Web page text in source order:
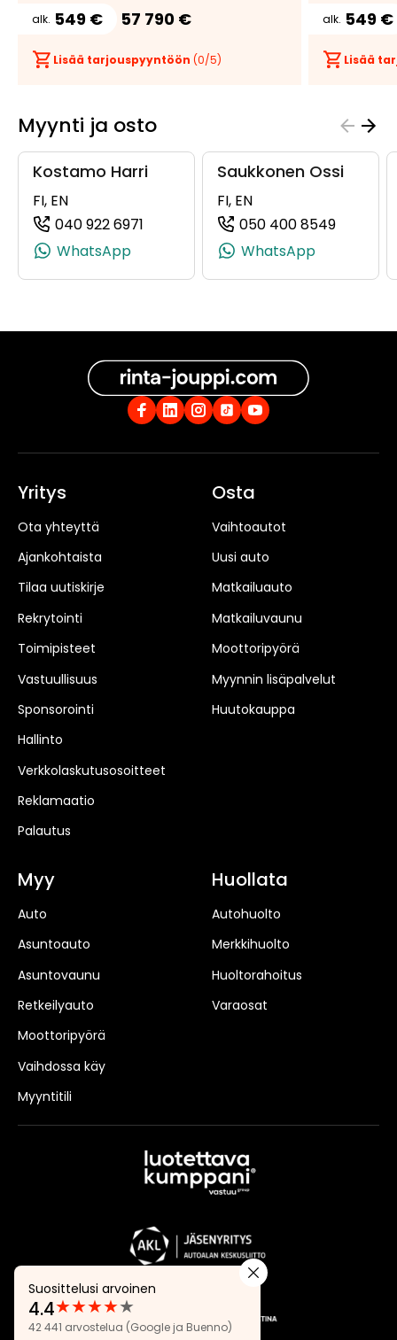
alk. 549 € 57 790 €
Lisää tarjouspyyntöön (0/5)
alk. 549 €
Lisää
Myynti ja osto
Kostamo Harri
FI, EN
040 922 6971
(+358409226971, 0409226971, +358
WhatsApp
Saukkonen Ossi
FI, EN
050 400 8549
WhatsApp
Suosittelusi arvoinen
Arvostelut:
★★★★★
4.4
42 441 arvostelua (Google ja Buenno)
Yritys
Ota yhteyttä
Ajankohtaista
Tilaa uutiskirje
Rekrytointi
Toimipisteet
Vastuullisuus
Sponsorointi
Hallinto
Verkkolaskutusosoitteet
Reklamaatio
Palautus
Osta
Vaihtoautot
Uusi auto
Matkailuauto
Matkailuvaunu
Moottoripyörä
Myynnin lisäpalvelut
Huutokauppa
Myy
Auto
Asuntoauto
Asuntovaunu
Retkeilyauto
Moottoripyörä
Vaihdossa käy
Myyntitili
Huollata
Autohuolto
Merkkihuolto
Huoltorahoitus
Varaosat